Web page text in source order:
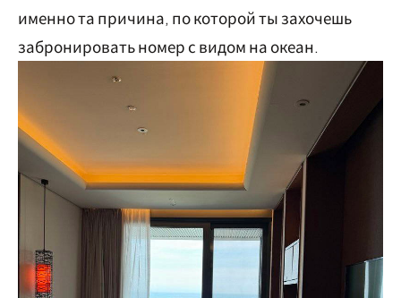
именно та причина, по которой ты захочешь
забронировать номер с видом на океан.